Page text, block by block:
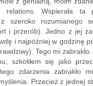
relations. Wspierała ta
szeroko rozumianego
i przerób). Jedno z jej
i najpóźniej w godzinę
Tego mi zabrakło…
szkoliłem się jako
zdarzenia zabrakło
Przecież z jednej